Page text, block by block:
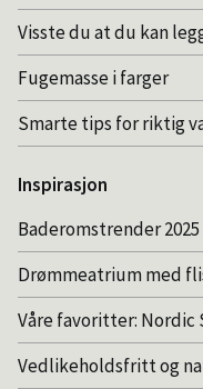
Visste du at du kan
Fugemasse i farger
Smarte tips for riktig
Inspirasjon
Baderomstrender 2025
Drømmeatrium med
Våre favoritter: Nordic
Vedlikeholdsfritt og